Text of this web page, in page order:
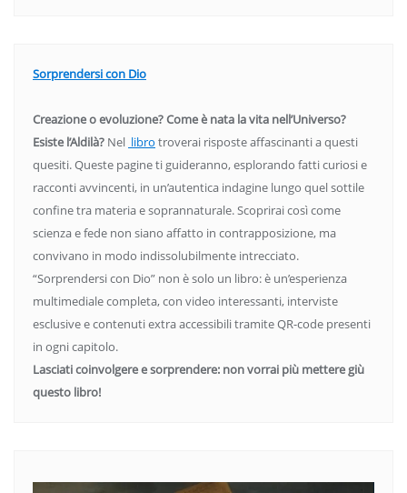
Sorprendersi con Dio
Creazione o evoluzione? Come è nata la vita nell’Universo?
Esiste l’Aldilà? Nel libro troverai risposte affascinanti a questi
quesiti. Queste pagine ti guideranno, esplorando fatti curiosi e
racconti avvincenti, in un’autentica indagine lungo quel sottile
confine tra materia e soprannaturale. Scoprirai così come
scienza e fede non siano affatto in contrapposizione, ma
convivano in modo indissolubilmente intrecciato.
“Sorprendersi con Dio” non è solo un libro: è un’esperienza
multimediale completa, con video interessanti, interviste
esclusive e contenuti extra accessibili tramite QR-code presenti
in ogni capitolo.
Lasciati coinvolgere e sorprendere: non vorrai più mettere giù
questo libro!